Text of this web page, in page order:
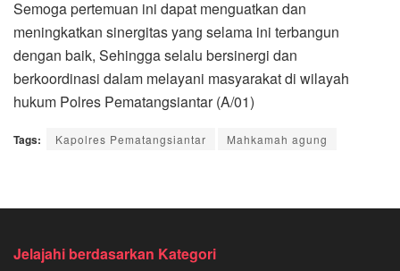
Semoga pertemuan ini dapat menguatkan dan
meningkatkan sinergitas yang selama ini terbangun
dengan baik, Sehingga selalu bersinergi dan
berkoordinasi dalam melayani masyarakat di wilayah
hukum Polres Pematangsiantar (A/01)
Tags: Kapolres Pematangsiantar Mahkamah agung
Jelajahi berdasarkan Kategori